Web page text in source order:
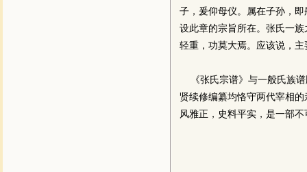
子，爰仰母仪。属在子孙，
设此章的宗旨所在。张氏一
轻重，功莫大焉。应该说，
《张氏宗谱》与一般氏族谱
贤续修编纂均恪守两代宰相
风雅正，史料平实，是一部